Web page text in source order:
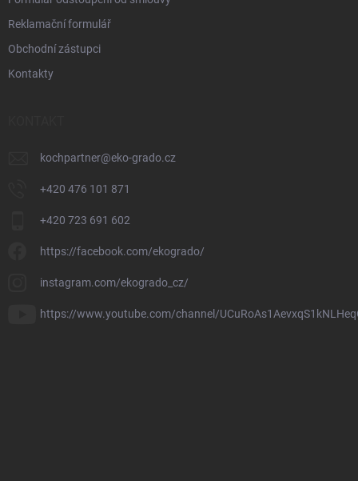
Reklamační formulář
Obchodní zástupci
Kontakty
kochpartner@eko-grado.cz
+420 476 101 871
+420 723 691 602
https://facebook.com/ekogrado/
instagram.com/ekogrado_cz/
https://www.youtube.com/channel/